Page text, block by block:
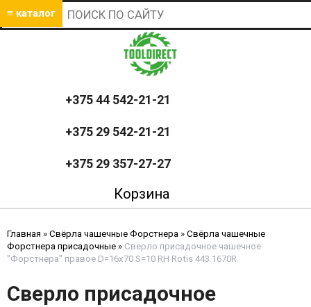
≡ каталог
+375 44 542-21-21
+375 29 542-21-21
+375 29 357-27-27
Корзина
Главная » Свёрла чашечные Форстнера » Свёрла чашечные
Форстнера присадочные » Сверло присадочное чашечное
"Форстнера" правое D=16x70 S=10 RH Rotis 443.1670R
Сверло присадочное